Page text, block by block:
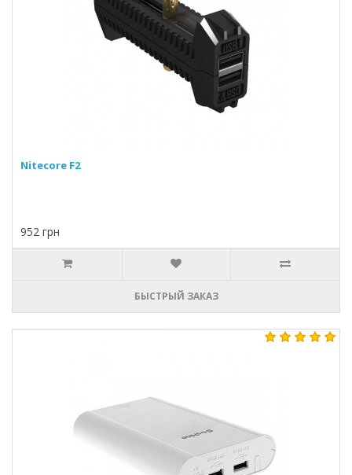
Nitecore F2
952 грн
БЫСТРЫЙ ЗАКАЗ